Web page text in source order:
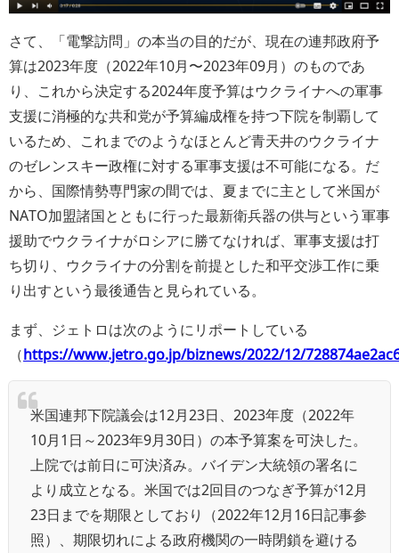
さて、「電撃訪問」の本当の目的だが、現在の連邦政府予
算は2023年度（2022年10月〜2023年09月）のものであ
り、これから決定する2024年度予算はウクライナへの軍事
支援に消極的な共和党が予算編成権を持つ下院を制覇して
いるため、これまでのようなほとんど青天井のウクライナ
のゼレンスキー政権に対する軍事支援は不可能になる。だ
から、国際情勢専門家の間では、夏までに主として米国が
NATO加盟諸国とともに行った最新衛兵器の供与という軍事
援助でウクライナがロシアに勝てなければ、軍事支援は打
ち切り、ウクライナの分割を前提とした和平交渉工作に乗
り出すという最後通告と見られている。
まず、ジェトロは次のようにリポートしている
（https://www.jetro.go.jp/biznews/2022/12/
米国連邦下院議会は12月23日、2023年度（2022年
10月1日～2023年9月30日）の本予算案を可決した。
上院では前日に可決済み。バイデン大統領の署名に
より成立となる。米国では2回目のつなぎ予算が12月
23日までを期限としており（2022年12月16日記事参
照）、期限切れによる政府機関の一時閉鎖を避ける